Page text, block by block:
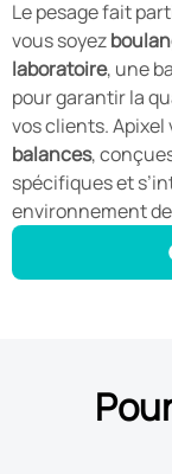
Le pesage fait
vous soyez
laboratoire, une
pour garantir la
vos clients. Apixel
balances,
spécifiques et
environnement